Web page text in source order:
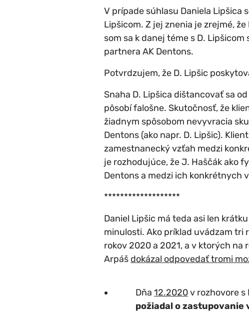
V prípade súhlasu Daniela Lipšica
Lipšicom. Z jej znenia je zrejmé,
som sa k danej téme s D.
partnera AK Dentons.
Potvrdzujem, že D. Lipšic
Snaha D. Lipšica dištancovať sa
pôsobí falošne. Skutočnosť, že
žiadnym spôsobom nevyvracia
Dentons (ako napr. D. Lipšic).
zamestnanecký vzťah medzi
je rozhodujúce, že J. Haščák ako
Dentons a medzi ich konkrétnych
*******************
Daniel Lipšic má teda asi len
minulosti. Ako príklad uvádzam tri
rokov 2020 a 2021, a v ktorých na
Arpáš dokázal odpovedať tromi
Dňa 12.2020v rozhovore s
požiadal o zastupovanie